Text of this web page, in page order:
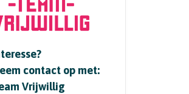
contact op met:
Vrijwillig